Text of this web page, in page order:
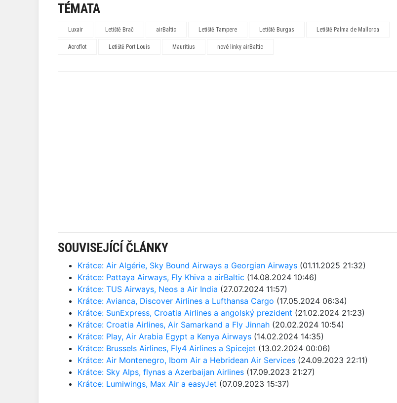
TÉMATA
Luxair Letiště Brač airBaltic Letiště Tampere Letiště Burgas Letiště Palma de Mallorca
Aeroflot Letiště Port Louis Mauritius nové linky airBaltic
SOUVISEJÍCÍ ČLÁNKY
Krátce: Air Algérie, Sky Bound Airways a Georgian Airways (01.11.2025 21:32)
Krátce: Pattaya Airways, Fly Khiva a airBaltic (14.08.2024 10:46)
Krátce: TUS Airways, Neos a Air India (27.07.2024 11:57)
Krátce: Avianca, Discover Airlines a Lufthansa Cargo (17.05.2024 06:34)
Krátce: SunExpress, Croatia Airlines a angolský prezident (21.02.2024 21:23)
Krátce: Croatia Airlines, Air Samarkand a Fly Jinnah (20.02.2024 10:54)
Krátce: Play, Air Arabia Egypt a Kenya Airways (14.02.2024 14:35)
Krátce: Brussels Airlines, Fly4 Airlines a Spicejet (13.02.2024 00:06)
Krátce: Air Montenegro, Ibom Air a Hebridean Air Services (24.09.2023 22:11)
Krátce: Sky Alps, flynas a Azerbaijan Airlines (17.09.2023 21:27)
Krátce: Lumiwings, Max Air a easyJet (07.09.2023 15:37)